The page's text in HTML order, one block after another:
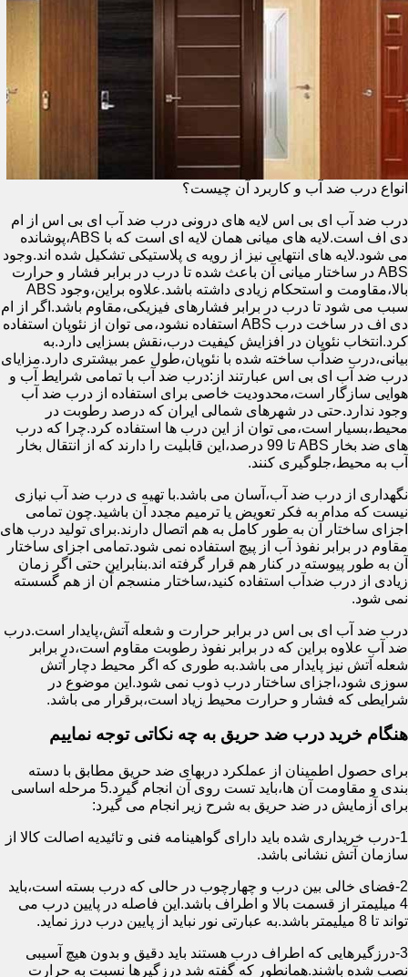
انواع درب ضد آب و کاربرد آن چیست؟
درب ضد آب ای بی اس لایه های درونی درب ضد آب ای بی اس از ام
دی اف است.لایه های میانی همان لایه ای است که با ABS،پوشانده
می شود.لایه های انتهایی نیز از رویه ی پلاستیکی تشکیل شده اند.وجود
ABS در ساختار میانی آن باعث شده تا درب در برابر فشار و حرارت
بالا،مقاومت و استحکام زیادی داشته باشد.علاوه براین،وجود ABS
سبب می شود تا درب در برابر فشارهای فیزیکی،مقاوم باشد.اگر از ام
دی اف در ساخت درب ABS استفاده نشود،می توان از نئوپان استفاده
کرد.انتخاب نئوپان در افزایش کیفیت درب،نقش بسزایی دارد.به
بیانی،درب ضدآب ساخته شده با نئوپان،طول عمر بیشتری دارد.مزایای
درب ضد آب ای بی اس عبارتند از:درب ضد آب با تمامی شرایط آب و
هوایی سازگار است،محدودیت خاصی برای استفاده از درب ضد آب
وجود ندارد.حتی در شهرهای شمالی ایران که درصد رطوبت در
محیط،بسیار است،می توان از این درب ها استفاده کرد.چرا که درب
های ضد بخار ABS تا 99 درصد،این قابلیت را دارند که از انتقال بخار
آب به محیط،جلوگیری کنند.
نگهداری از درب ضد آب،آسان می باشد.با تهیه ی درب ضد آب نیازی
نیست که مدام به فکر تعویض یا ترمیم مجدد آن باشید.چون تمامی
اجزای ساختار آن به طور کامل به هم اتصال دارند.برای تولید درب های
مقاوم در برابر نفوذ آب از پیچ استفاده نمی شود.تمامی اجزای ساختار
آن به طور پیوسته در کنار هم قرار گرفته اند.بنابراین حتی اگر زمان
زیادی از درب ضدآب استفاده کنید،ساختار منسجم آن از هم گسسته
نمی شود.
درب ضد آب ای بی اس در برابر حرارت و شعله آتش،پایدار است.درب
ضد آب علاوه براین که در برابر نفوذ رطوبت مقاوم است،در برابر
شعله آتش نیز پایدار می باشد.به طوری که اگر محیط دچار آتش
سوزی شود،اجزای ساختار درب ذوب نمی شود.این موضوع در
شرایطی که فشار و حرارت محیط زیاد است،برقرار می باشد.
هنگام خرید درب ضد حریق به چه نکاتی توجه نماییم
برای حصول اطمینان از عملکرد دربهای ضد حریق مطابق با دسته
بندی و مقاومت آن ها،باید تست روی آن انجام گیرد.5 مرحله اساسی
برای آزمایش در ضد حریق به شرح زیر انجام می گیرد:
1-درب خریداری شده باید دارای گواهینامه فنی و تائیدیه اصالت کالا از
سازمان آتش نشانی باشد.
2-فضای خالی بین درب و چهارچوب در حالی که درب بسته است،باید
4 میلیمتر از قسمت بالا و اطراف باشد.این فاصله در پایین درب می
تواند تا 8 میلیمتر باشد.به عبارتی نور نباید از پایین درب درز نماید.
3-درزگیرهایی که اطراف درب هستند باید دقیق و بدون هیچ آسیبی
نصب شده باشند.همانطور که گفته شد درزگیرها نسبت به حرارت